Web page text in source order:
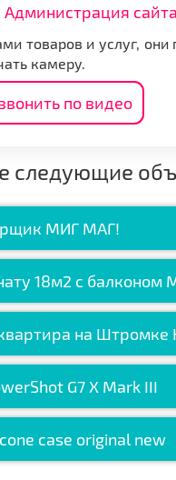
товаров и услуг, они
камеру.
по видео
следующие
МИГ МАГ!
18м2 с балконом
на Штромке
G7 X Mark III
case original new